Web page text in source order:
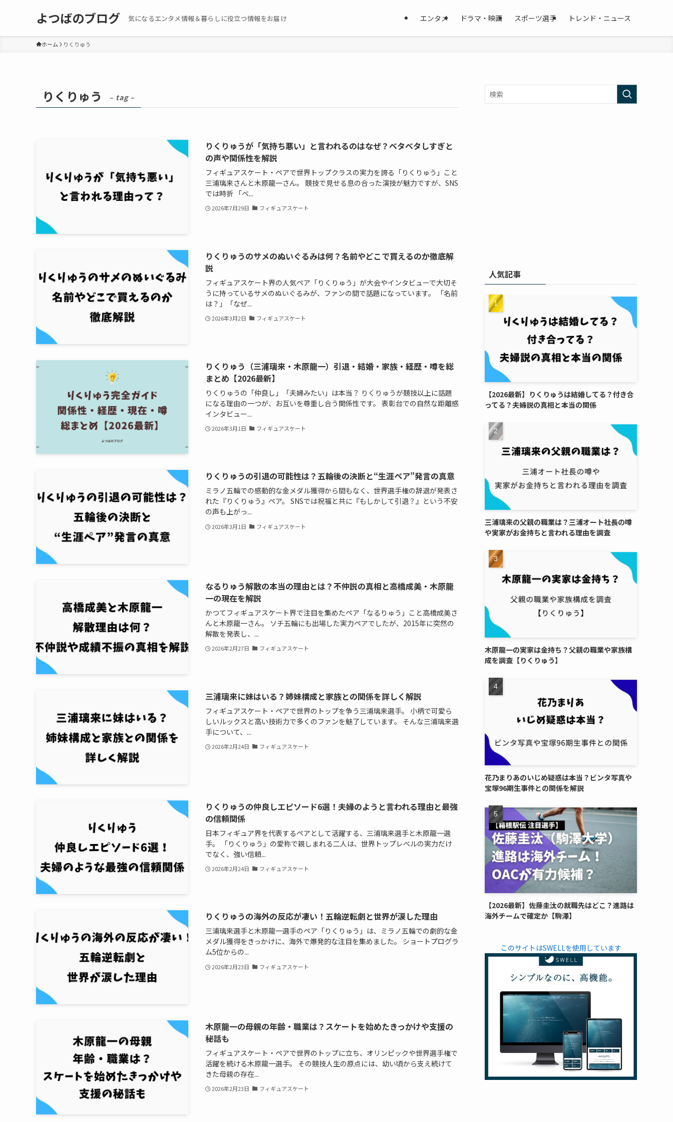
よつばのブログ 気になるエンタメ情報＆暮らしに役立つ情報をお届け エンタメ ドラマ・映画 スポーツ選手 トレンド・ニュース
ホーム りくりゅう
りくりゅう – tag –
りくりゅうが「気持ち悪い」と言われるのはなぜ？ベタベタしすぎと
の声や関係性を解説
フィギュアスケート・ペアで世界トップクラスの実力を誇る「りくりゅう」こと
三浦璃来さんと木原龍一さん。 競技で見せる息の合った演技が魅力ですが、SNS
では時折 「ベ...
2026年7月29日 フィギュアスケート
りくりゅうのサメのぬいぐるみは何？名前やどこで買えるのか徹底解
説
フィギュアスケート界の人気ペア「りくりゅう」が大会やインタビューで大切そ
うに持っているサメのぬいぐるみが、ファンの間で話題になっています。 「名前
は？」「なぜ...
2026年3月2日 フィギュアスケート
りくりゅう（三浦璃来・木原龍一）引退・結婚・家族・経歴・噂を総
まとめ【2026最新】
りくりゅうの「仲良し」「夫婦みたい」は本当？ りくりゅうが競技以上に話題
になる理由の一つが、お互いを尊重し合う関係性です。 表彰台での自然な距離感
インタビュー...
2026年3月1日 フィギュアスケート
りくりゅうの引退の可能性は？五輪後の決断と“生涯ペア”発言の真意
ミラノ五輪での感動的な金メダル獲得から間もなく、世界選手権の辞退が発表さ
れた『りくりゅう』ペア。 SNSでは祝福と共に『もしかして引退？』という不安
の声も上がっ...
2026年3月1日 フィギュアスケート
なるりゅう解散の本当の理由とは？不仲説の真相と高橋成美・木原龍
一の現在を解説
かつてフィギュアスケート界で注目を集めたペア「なるりゅう」こと高橋成美さ
んと木原龍一さん。 ソチ五輪にも出場した実力ペアでしたが、2015年に突然の
解散を発表し、...
2026年2月27日 フィギュアスケート
三浦璃来に妹はいる？姉妹構成と家族との関係を詳しく解説
フィギュアスケート・ペアで世界のトップを争う三浦璃来選手。 小柄で可愛ら
しいルックスと高い技術力で多くのファンを魅了しています。 そんな三浦璃来選
手について、...
2026年2月24日 フィギュアスケート
りくりゅうの仲良しエピソード6選！夫婦のようと言われる理由と最強
の信頼関係
日本フィギュア界を代表するペアとして活躍する、三浦璃来選手と木原龍一選
手。 「りくりゅう」の愛称で親しまれる二人は、世界トップレベルの実力だけ
でなく、強い信頼...
2026年2月24日 フィギュアスケート
りくりゅうの海外の反応が凄い！五輪逆転劇と世界が涙した理由
三浦璃来選手と木原龍一選手のペア「りくりゅう」は、ミラノ五輪での劇的な金
メダル獲得をきっかけに、海外で爆発的な注目を集めました。 ショートプログラ
ム5位からの...
2026年2月23日 フィギュアスケート
木原龍一の母親の年齢・職業は？スケートを始めたきっかけや支援の
秘話も
フィギュアスケート・ペアで世界のトップに立ち、オリンピックや世界選手権で
活躍を続ける木原龍一選手。 その競技人生の原点には、幼い頃から支え続けて
きた母親の存在...
2026年2月23日 フィギュアスケート
人気記事
【2026最新】りくりゅうは結婚してる？付き合
ってる？夫婦説の真相と本当の関係
三浦璃来の父親の職業は？三浦オート社長の噂
や実家がお金持ちと言われる理由を調査
木原龍一の実家は金持ち？父親の職業や家族構
成を調査【りくりゅう】
花乃まりあのいじめ疑惑は本当？ビンタ写真や
宝塚96期生事件との関係を解説
【2026最新】佐藤圭汰の就職先はどこ？進路は
海外チームで確定か【駒澤】
このサイトはSWELLを使用しています